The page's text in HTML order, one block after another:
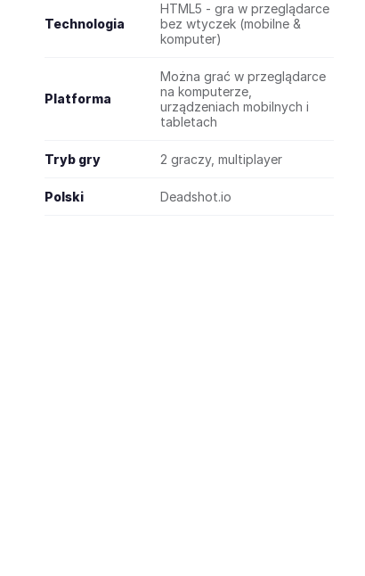
Technologia
HTML5 - gra w przeglądarce
bez wtyczek (mobilne &
komputer)
Platforma
Można grać w przeglądarce
na komputerze,
urządzeniach mobilnych i
tabletach
Tryb gry 2 graczy, multiplayer
Polski Deadshot.io